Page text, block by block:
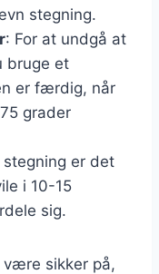
stegning.
: For at undgå at
bruge et
er færdig, når
grader
stegning er det
i 10-15
sig.
sikker på,